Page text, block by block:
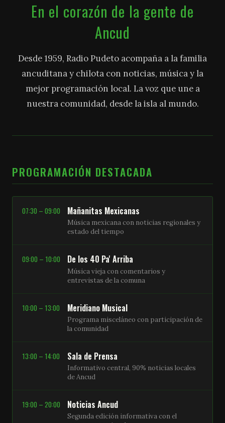
En el corazón de la gente de
Ancud
Desde 1959, Radio Pudeto acompaña a la familia
ancuditana y chilota con noticias, música y la
mejor programación local. La voz que une a
nuestra comunidad, desde la isla al mundo.
PROGRAMACIÓN DESTACADA
07:30 – 09:00 Mañanitas Mexicanas
Música mexicana con noticias regionales y
estado del tiempo
09:00 – 10:00 De los 40 Pa' Arriba
Música vieja con comentarios y
entrevistas de la comuna
10:00 – 13:00 Meridiano Musical
Programa misceláneo con participación de
la comunidad
13:00 – 14:00 Sala de Prensa
Informativo central, 90% noticias locales
de Ancud
19:00 – 20:00 Noticias Ancud
Segunda edición informativa con el